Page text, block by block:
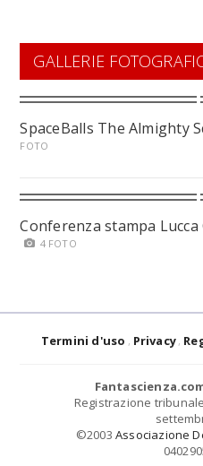
GALLERIE
SpaceBalls The Almighty
FOTO
Conferenza stampa Lucca
4 FOTO
Termini d'uso Privacy
Registrazione
©2003 Associazione